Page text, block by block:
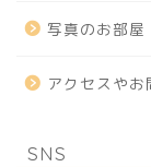
写真のお部屋
アクセスやお
SNS